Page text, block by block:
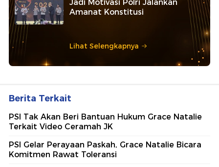
Jadi Motivasi Polri Jalankan
Amanat Konstitusi
Lihat Selengkapnya
Berita Terkait
PSI Tak Akan Beri Bantuan Hukum Grace Natalie
Terkait Video Ceramah JK
PSI Gelar Perayaan Paskah, Grace Natalie Bicara
Komitmen Rawat Toleransi